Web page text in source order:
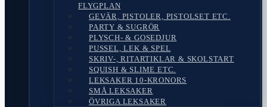
FLYGPLAN
GEVÄR, PISTOLER, PISTOLSET ETC.
PARTY & SUGRÖR
PLYSCH- & GOSEDJUR
PUSSEL, LEK & SPEL
SKRIV-, RITARTIKLAR & SKOLSTART
SQUISH & SLIME ETC.
LEKSAKER 10-KRONORS
SMÅ LEKSAKER
ÖVRIGA LEKSAKER